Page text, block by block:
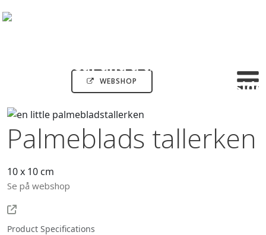
WEBSHOP
Palmeblads tallerken
10 x 10 cm
Se på webshop
Product Specifications